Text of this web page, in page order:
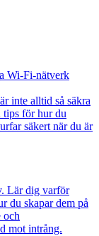
Wi-Fi-nätverk
inte alltid så säkra
tips för hur du
säkert när du är
Lär dig varför
du skapar dem på
och
mot intrång.